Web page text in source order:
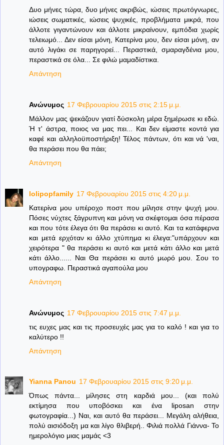
Δυο μήνες τώρα, δυο μήνες ακριβώς, ιώσεις πρωτόγνωρες,
ιώσεις σωματικές, ιώσεις ψυχικές, προβλήματα μικρά, που
άλλοτε γιγαντώνουν και άλλοτε μικραίνουν, εμπόδια χωρίς
τελειωμό... Δεν είσαι μόνη, Κατερίνα μου, δεν είσαι μόνη, αν
αυτό λιγάκι σε παρηγορεί... Περαστικά, σμαραγδένια μου,
περαστικά σε όλα... Σε φιλώ μαμαδίστικα.
Απάντηση
Ανώνυμος 17 Φεβρουαρίου 2015 στις 2:15 μ.μ.
Μάλλον μας ψεκάζουν γιατί δύσκολη μέρα ξημέρωσε κι εδώ.
Ή τ' άστρα, ποιος να μας πει... Και δεν είμαστε κοντά για
καφέ και αλληλοϋποστήριξη! Τέλος πάντων, ότι και νά 'ναι,
θα περάσει που θα πάει;
Απάντηση
lolipopfamily 17 Φεβρουαρίου 2015 στις 4:20 μ.μ.
Κατερίνα μου υπέροχο ποστ που μίλησε στην ψυχή μου.
Πόσες νύχτες ξάγρυπνη και μόνη να σκέφτομαι όσα πέρασα
και που τότε έλεγα ότι θα περάσει κι αυτό. Και τα κατάφερνα
και μετά ερχόταν κι άλλο χτύπημα κι έλεγα:"υπάρχουν και
χειρότερα " θα περάσει κι αυτό και μετά κάτι άλλο και μετά
κάτι άλλο...... Ναι Θα περάσει κι αυτό μωρό μου. Σου το
υπογραφω. Περαστικά αγαπούλα μου
Απάντηση
Ανώνυμος 17 Φεβρουαρίου 2015 στις 7:47 μ.μ.
τις ευχες μας και τις προσευχές μας για το καλό ! και για το
καλύτερο !!
Απάντηση
Yianna Panou 17 Φεβρουαρίου 2015 στις 9:20 μ.μ.
Όπως πάντα... μίλησες στη καρδιά μου... (και πολύ
εκτίμησα που υποβόσκει και ένα liposan στην
φωτογραφία...) Ναι, και αυτό θα περάσει... Μεγάλη αλήθεια,
πολύ αισιόδοξη μα και λίγο θλιβερή.. Φιλιά πολλά Γιάννα- Το
ημερολόγιο μιας μαμάς <3